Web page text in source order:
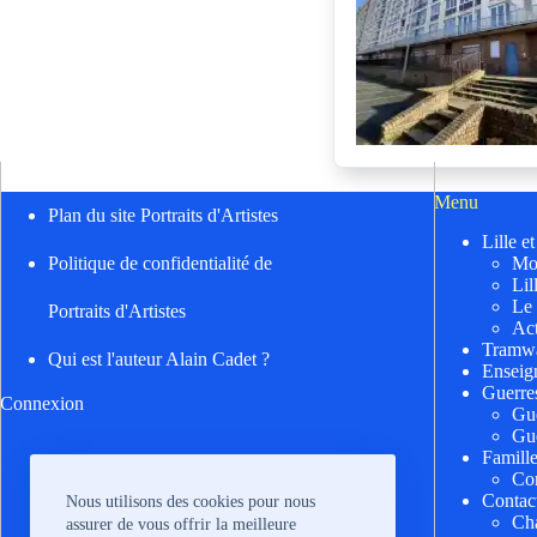
Nous utilisons des cookies pour nous
assurer de vous offrir la meilleure
Plan du site Portraits d'Artistes
Politique de confidentialité de
Portraits d'Artistes
Qui est l'auteur Alain Cadet ?
Connexion
Menu
Lille et
Le